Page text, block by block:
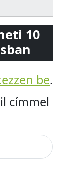
10
be.
címmel